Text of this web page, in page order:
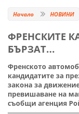
Начало НОВИНИ
ФРЕНСКИТЕ
БЪРЗАТ...
Френското
кандидатите за
закона за
превишаване на
съобщи агенция